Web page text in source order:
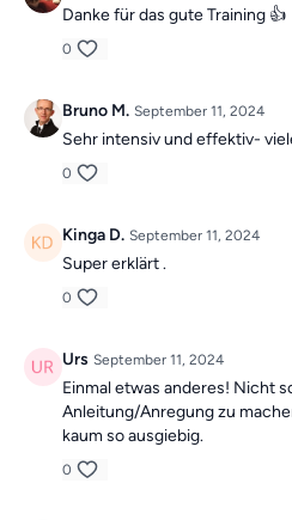
Danke für das gute Training 👍
0
Bruno M. September 11, 2024
Sehr intensiv und effektiv-
0
Kinga D. September 11, 2024
Super erklärt .
0
Urs September 11, 2024
Einmal etwas anderes! Nicht
Anleitung/Anregung zu
kaum so ausgiebig.
0